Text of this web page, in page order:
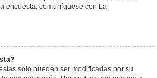
encuesta, comuníquese con La
solo pueden ser modificadas por su